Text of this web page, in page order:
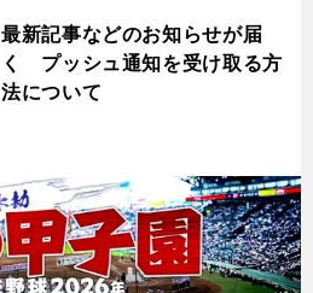
最新記事などのお知らせが届
く プッシュ通知を受け取る方
法について